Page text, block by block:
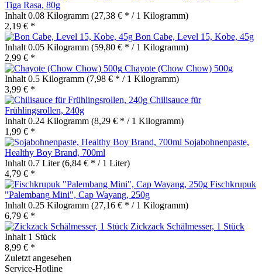
Tiga Rasa, 80g
Inhalt 0.08 Kilogramm (27,38 € * / 1 Kilogramm)
2,19 € *
Bon Cabe, Level 15, Kobe, 45g
Inhalt 0.05 Kilogramm (59,80 € * / 1 Kilogramm)
2,99 € *
Chayote (Chow Chow) 500g
Inhalt 0.5 Kilogramm (7,98 € * / 1 Kilogramm)
3,99 € *
Chilisauce für
Frühlingsrollen, 240g
Inhalt 0.24 Kilogramm (8,29 € * / 1 Kilogramm)
1,99 € *
Sojabohnenpaste,
Healthy Boy Brand, 700ml
Inhalt 0.7 Liter(6,84 € * / 1 Liter)
4,79 € *
Fischkrupuk
"Palembang Mini", Cap Wayang, 250g
Inhalt 0.25 Kilogramm (27,16 € * / 1 Kilogramm)
6,79 € *
Zickzack Schälmesser, 1 Stück
Inhalt 1 Stück
8,99 € *
Zuletzt angesehen
Service-Hotline